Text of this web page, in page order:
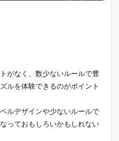
がなく、数少ないルールで豊
ルを体験できるのがポイント
ルデザインや少ないルールで
っておもしろいかもしれない